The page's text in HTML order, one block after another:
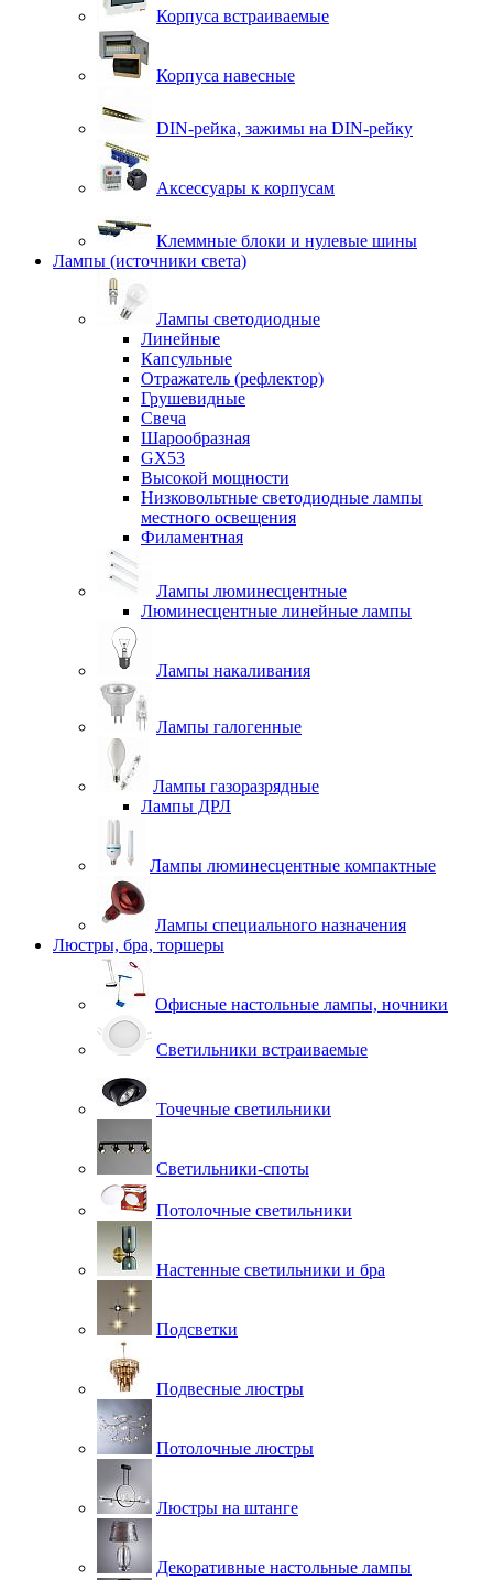
Корпуса встраиваемые
Корпуса навесные
DIN-рейка, зажимы на DIN-рейку
Аксессуары к корпусам
Клеммные блоки и нулевые шины
Лампы (источники света)
Лампы светодиодные
Линейные
Капсульные
Отражатель (рефлектор)
Грушевидные
Свеча
Шарообразная
GX53
Высокой мощности
Низковольтные светодиодные лампы
местного освещения
Филаментная
Лампы люминесцентные
Люминесцентные линейные лампы
Лампы накаливания
Лампы галогенные
Лампы газоразрядные
Лампы ДРЛ
Лампы люминесцентные компактные
Лампы специального назначения
Люстры, бра, торшеры
Офисные настольные лампы, ночники
Светильники встраиваемые
Точечные светильники
Светильники-споты
Потолочные светильники
Настенные светильники и бра
Подсветки
Подвесные люстры
Потолочные люстры
Люстры на штанге
Декоративные настольные лампы